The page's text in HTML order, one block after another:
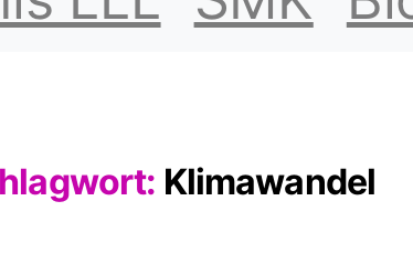
Klimawandel